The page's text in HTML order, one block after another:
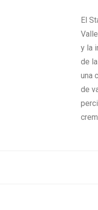
El
y la
de
una
de